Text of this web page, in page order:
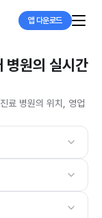
앱 다운로드
원의 실시간
료 병원의 위치, 영업